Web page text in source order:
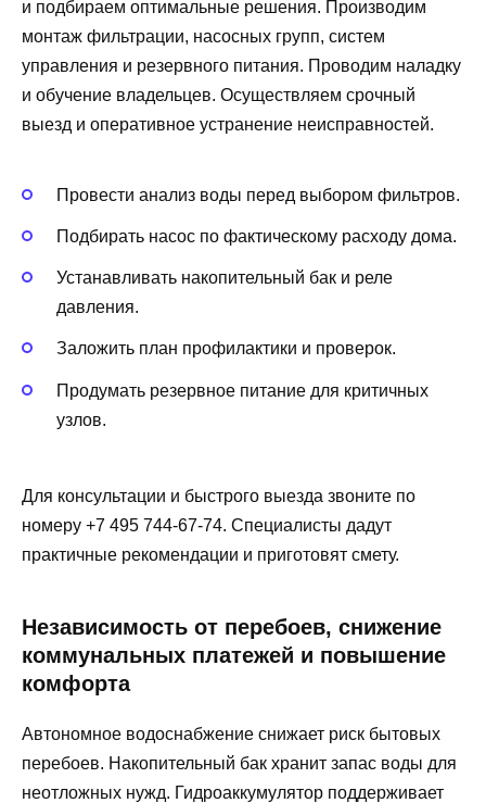
и подбираем оптимальные решения. Производим
монтаж фильтрации, насосных групп, систем
управления и резервного питания. Проводим наладку
и обучение владельцев. Осуществляем срочный
выезд и оперативное устранение неисправностей.
Провести анализ воды перед выбором фильтров.
Подбирать насос по фактическому расходу дома.
Устанавливать накопительный бак и реле
давления.
Заложить план профилактики и проверок.
Продумать резервное питание для критичных
узлов.
Для консультации и быстрого выезда звоните по
номеру +7 495 744-67-74. Специалисты дадут
практичные рекомендации и приготовят смету.
Независимость от перебоев, снижение
коммунальных платежей и повышение
комфорта
Автономное водоснабжение снижает риск бытовых
перебоев. Накопительный бак хранит запас воды для
неотложных нужд. Гидроаккумулятор поддерживает